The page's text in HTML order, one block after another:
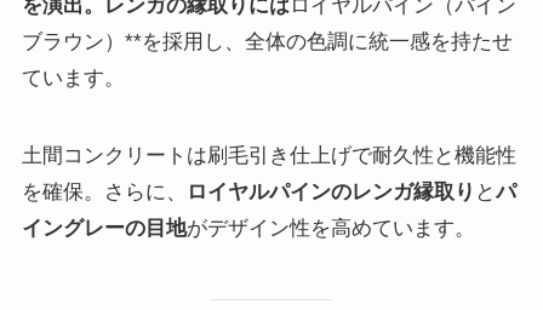
を演出。レンガの縁取りにはロイヤルパイン（パイン
ブラウン）**を採用し、全体の色調に統一感を持たせ
ています。
土間コンクリートは刷毛引き仕上げで耐久性と機能性
を確保。さらに、
ロイヤルパインのレンガ縁取り とパ
イングレーの目地がデザイン性を高めています。